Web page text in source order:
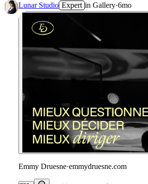
Lunar Studio Expert in Gallery·6mo
Emmy Druesne·emmydruesne.com